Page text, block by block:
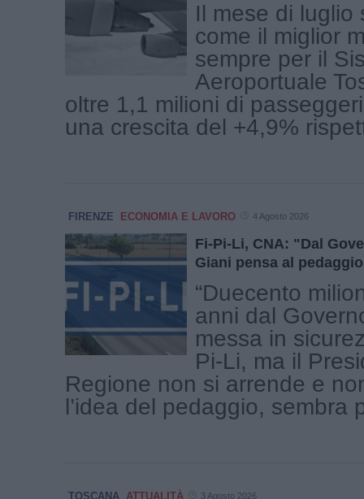
Il mese di luglio
come il miglior
sempre per il
Aeroportuale
oltre 1,1 milioni di
una crescita del +4,9%
FIRENZE ECONOMIA E LAVORO 4 Agosto 2026
Fi-Pi-Li, CNA: "Dal
Giani pensa al
“Duecento
anni dal
messa in
Pi-Li, ma il
Regione non si arrende e
l’idea del pedaggio, sembra
TOSCANA ATTUALITÀ 3 Agosto 2026